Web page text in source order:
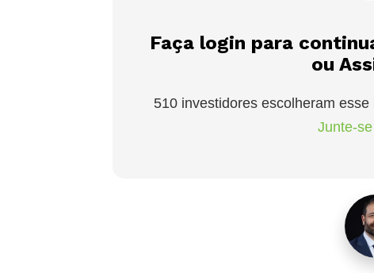
Faça login para
ou
510 investidores escolheram
Junte-